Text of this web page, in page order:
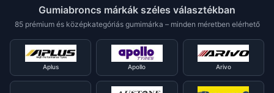
Gumiabroncs márkák széles választékban
85 prémium és középkategóriás gumimárka – minden méretben elérhető
Aplus Apollo Arivo